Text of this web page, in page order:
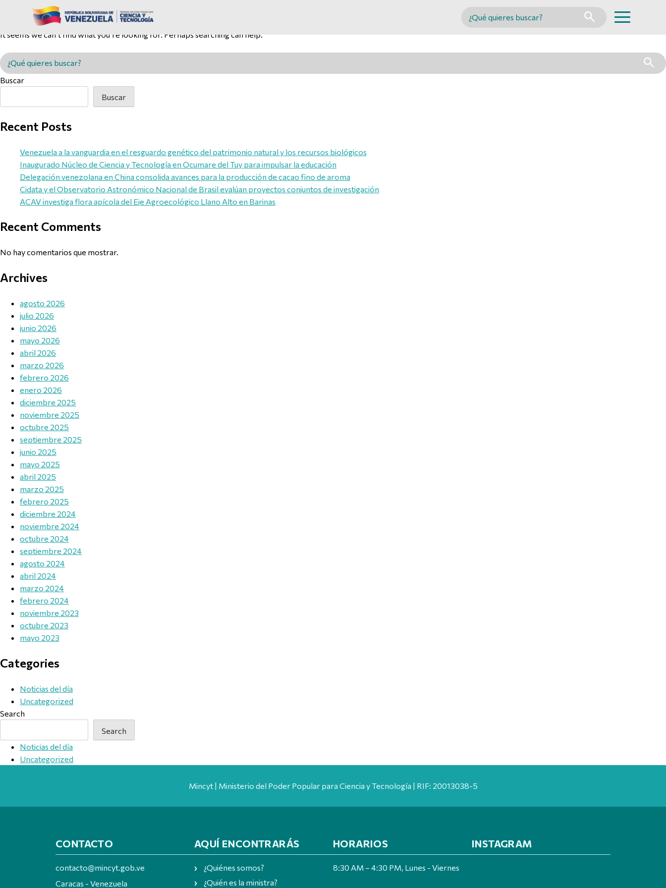
Buscar en MINCYT
Nothing Found
It seems we can’t find what you’re looking for. Perhaps searching can help.
Buscar en MINCYT
Buscar
Buscar
Recent Posts
Venezuela a la vanguardia en el resguardo genético del patrimonio natural y los recursos biológicos
Inaugurado Núcleo de Ciencia y Tecnología en Ocumare del Tuy para impulsar la educación
Delegación venezolana en China consolida avances para la producción de cacao fino de aroma
Cidata y el Observatorio Astronómico Nacional de Brasil evalúan proyectos conjuntos de investigación
ACAV investiga flora apícola del Eje Agroecológico Llano Alto en Barinas
Recent Comments
No hay comentarios que mostrar.
Archives
agosto 2026
julio 2026
junio 2026
mayo 2026
abril 2026
marzo 2026
febrero 2026
enero 2026
diciembre 2025
noviembre 2025
octubre 2025
septiembre 2025
junio 2025
mayo 2025
abril 2025
marzo 2025
febrero 2025
diciembre 2024
noviembre 2024
octubre 2024
septiembre 2024
agosto 2024
abril 2024
marzo 2024
febrero 2024
noviembre 2023
octubre 2023
mayo 2023
Categories
Noticias del día
Uncategorized
Search
Search
Noticias del día
Uncategorized
Mincyt | Ministerio del Poder Popular para Ciencia y Tecnología | RIF: 20013038-5
CONTACTO
contacto@mincyt.gob.ve
Caracas - Venezuela
AQUÍ ENCONTRARÁS
¿Quiénes somos?
¿Quién es la ministra?
HORARIOS
8:30 AM – 4:30 PM, Lunes - Viernes
INSTAGRAM